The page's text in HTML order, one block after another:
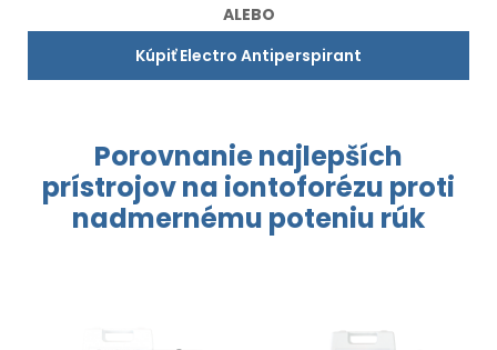
ALEBO
Kúpiť Electro Antiperspirant
Porovnanie najlepších
prístrojovna iontoforézu proti
nadmernému poteniu rúk